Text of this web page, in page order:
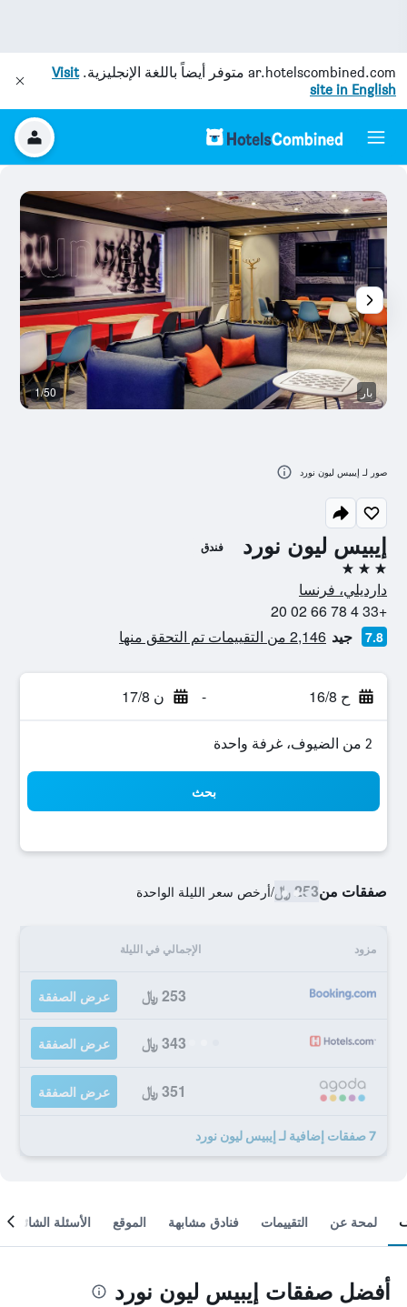
ar.hotelscombined.com متوفر أيضاً باللغة الإنجليزية.Visit
site in English
إيبيس ليون نورد فندق
3 نجوم
دارديلي، فرنسا
+33 4 78 66 02 20
7.8 جيد 2,146 من التقييمات تم التحقق منها
ح 16/8 - ن 17/8
2 من الضيوف، غرفة واحدة
بحث
صفقات من253 ﷼ /أرخص سعر الليلة الواحدة
مزود الإجمالي في الليلة
253 ﷼ عرض الصفقة
343 ﷼ عرض الصفقة
351 ﷼ عرض الصفقة
7 صفقات إضافية لـ إيبيس ليون نورد
بار 1/50
صور لـ إيبيس ليون نورد
لمحة عن التقييمات فنادق مشابهة الموقع الأسئلة الشائعة
أفضل صفقات إيبيس ليون نورد